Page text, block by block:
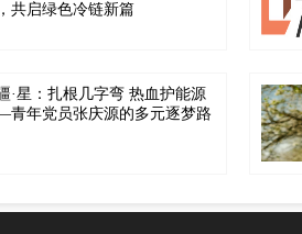
共启绿色冷链新篇
·星：扎根几字弯 热血护能源
年党员张庆源的多元逐梦路